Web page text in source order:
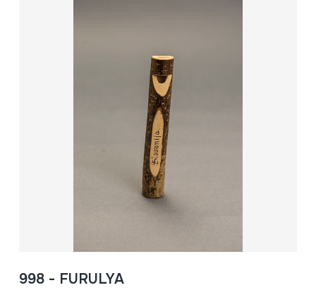
998 - FURULYA